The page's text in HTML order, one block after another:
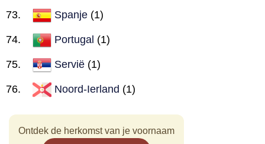
Spanje (1)
Portugal (1)
Servië (1)
Noord-Ierland (1)
Ontdek de herkomst van je voornaam